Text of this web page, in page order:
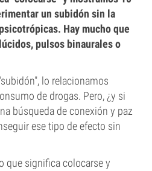
un subidón sin la
Hay mucho que
pulsos binaurales o
lo relacionamos
de drogas. Pero, ¿y si
búsqueda de conexión y paz
ese tipo de efecto sin
que significa colocarse y